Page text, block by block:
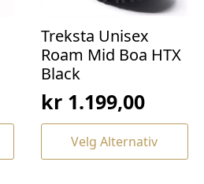
Treksta Unisex
Roam Mid Boa HTX
Black
kr1.199,00
Velg Alternativ
Dette
produktet